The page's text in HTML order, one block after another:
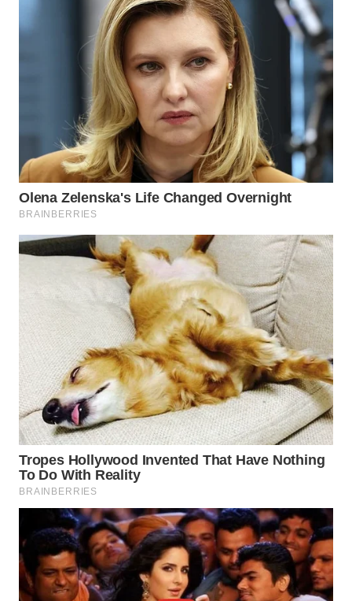
WN
DEPOK
WN
UTARA
SAMOSIR
WN
PADANG
LAWAS
WN
SUMEDANG
WN
CIANJUR
WN
KEPULAUAN
SERIBU